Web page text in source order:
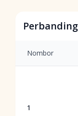
Nombor
1